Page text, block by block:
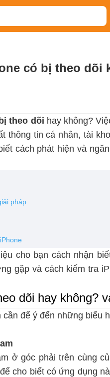
có bị theo dõi
theo dõi hay không?
thông tin cá nhân, tài
cách phát hiện và
pháp
cho bạn cách nhận
gặp và cách kiểm tra
dõi hay không?
cần để ý đến những biểu
ở góc phải trên cùng
cho biết có ứng dụng